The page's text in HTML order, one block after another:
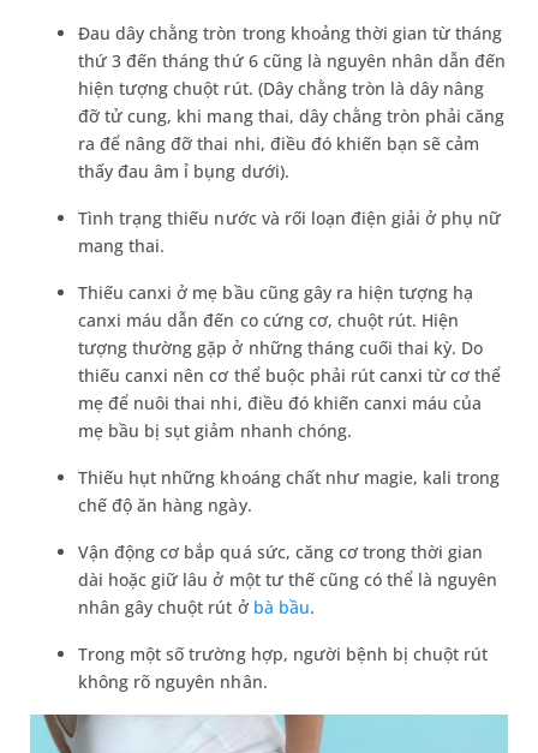
Đau dây chằng tròn trong khoảng thời gian từ tháng
thứ 3 đến tháng thứ 6 cũng là nguyên nhân dẫn đến
hiện tượng chuột rút. (Dây chằng tròn là dây nâng
đỡ tử cung, khi mang thai, dây chằng tròn phải căng
ra để nâng đỡ thai nhi, điều đó khiến bạn sẽ cảm
thấy đau âm ỉ bụng dưới).
Tình trạng thiếu nước và rối loạn điện giải ở phụ nữ
mang thai.
Thiếu canxi ở mẹ bầu cũng gây ra hiện tượng hạ
canxi máu dẫn đến co cứng cơ, chuột rút. Hiện
tượng thường gặp ở những tháng cuối thai kỳ. Do
thiếu canxi nên cơ thể buộc phải rút canxi từ cơ thể
mẹ để nuôi thai nhi, điều đó khiến canxi máu của
mẹ bầu bị sụt giảm nhanh chóng.
Thiếu hụt những khoáng chất như magie, kali trong
chế độ ăn hàng ngày.
Vận động cơ bắp quá sức, căng cơ trong thời gian
dài hoặc giữ lâu ở một tư thế cũng có thể là nguyên
nhân gây chuột rút ở bà bầu.
Trong một số trường hợp, người bệnh bị chuột rút
không rõ nguyên nhân.